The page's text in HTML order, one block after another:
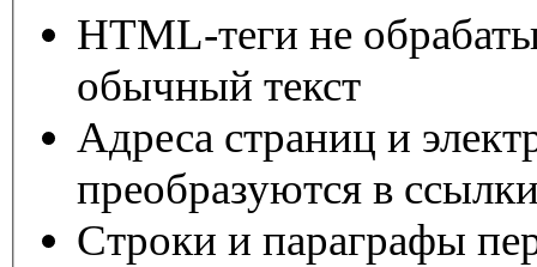
HTML-теги не
обычный текст
Адреса страниц и
преобразуются в
Строки и параграфы